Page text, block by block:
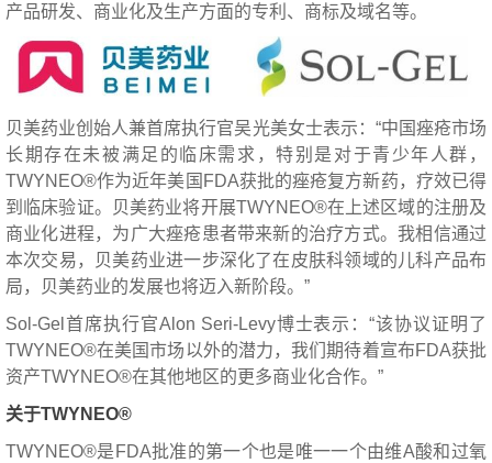
产品研发、商业化及生产方面的专利、商标及域名等。
贝美药业创始人兼首席执行官吴光美女士表示：“中国痤疮市场
长期存在未被满足的临床需求，特别是对于青少年人群，
TWYNEO®作为近年美国FDA获批的痤疮复方新药，疗效已得
到临床验证。贝美药业将开展TWYNEO®在上述区域的注册及
商业化进程，为广大痤疮患者带来新的治疗方式。我相信通过
本次交易，贝美药业进一步深化了在皮肤科领域的儿科产品布
局，贝美药业的发展也将迈入新阶段。”
Sol-Gel首席执行官Alon Seri-Levy博士表示：“该协议证明了
TWYNEO®在美国市场以外的潜力，我们期待着宣布FDA获批
资产TWYNEO®在其他地区的更多商业化合作。”
关于TWYNEO®
TWYNEO®是FDA批准的第一个也是唯一一个由维A酸和过氧